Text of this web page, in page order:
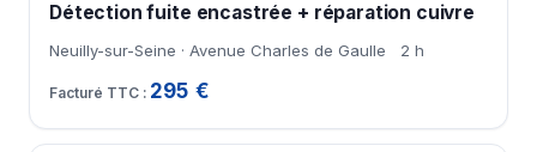
Détection fuite encastrée + réparation cuivre
Neuilly-sur-Seine · Avenue Charles de Gaulle 2 h
295 €